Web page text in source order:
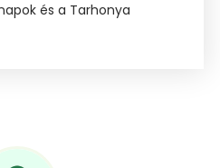
és a Tarhonya